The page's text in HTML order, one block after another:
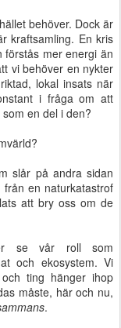
behöver. Dock är
kraftsamling. En kris
mer energi än
vi behöver en nykter
lokal insats när
i fråga om att
en del i den?
slår på andra sidan
en naturkatastrof
att bry oss om de
se vår roll som
och ekosystem. Vi
ting hänger ihop
måste, här och nu,
.